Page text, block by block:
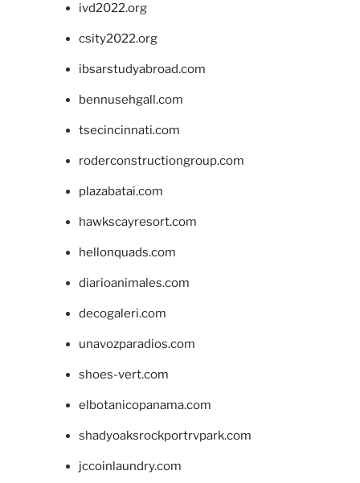
ivd2022.org
csity2022.org
ibsarstudyabroad.com
bennusehgall.com
tsecincinnati.com
roderconstructiongroup.com
plazabatai.com
hawkscayresort.com
hellonquads.com
diarioanimales.com
decogaleri.com
unavozparadios.com
shoes-vert.com
elbotanicopanama.com
shadyoaksrockportrvpark.com
jccoinlaundry.com